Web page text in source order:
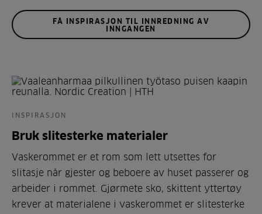
FÅ INSPIRASJON TIL INNREDNING AV
INNGANGEN
INSPIRASJON
Bruk slitesterke materialer
Vaskerommet er et rom som lett utsettes for
slitasje når gjester og beboere av huset passerer og
arbeider i rommet. Gjørmete sko, skittent yttertøy
krever at materialene i vaskerommet er slitesterke